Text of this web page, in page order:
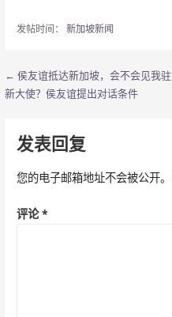
发帖时间： 新加坡新闻
文
导
航
← 侯友谊抵达新加坡，会不会见我驻
新大使？侯友谊提出对话条件
发表回复
您的电子邮箱地址不会被公开。
评论*